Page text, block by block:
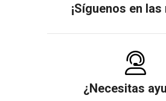
¡Síguenos en
¿Necesitas